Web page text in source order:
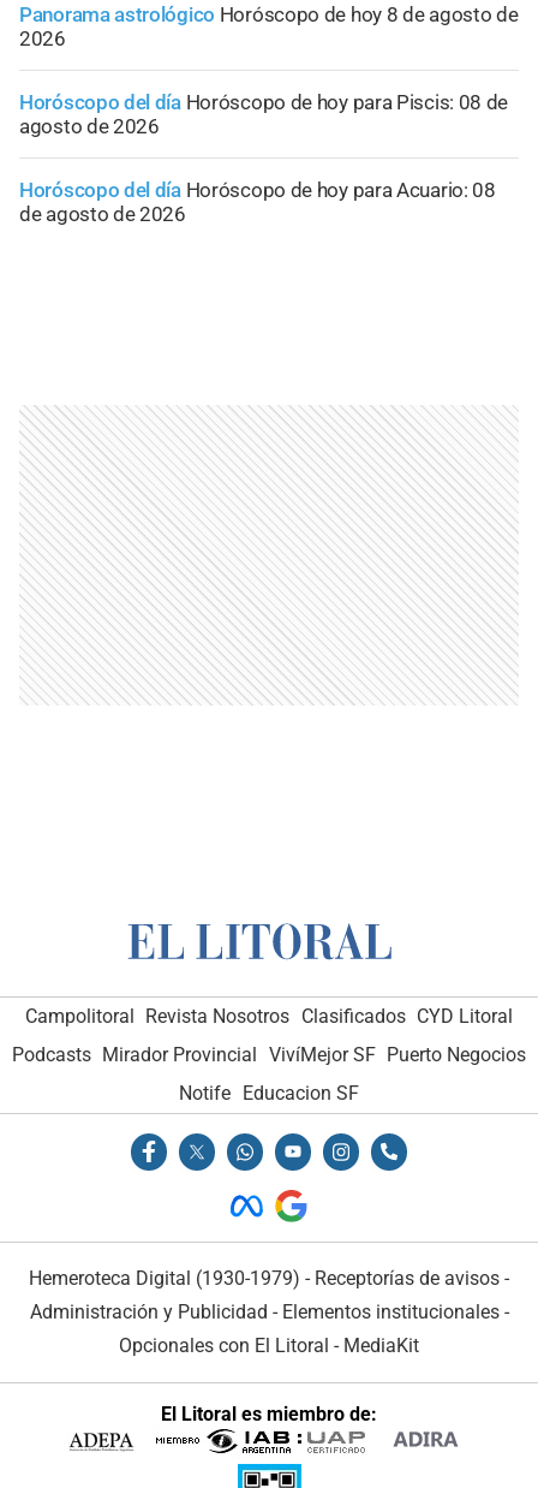
Panorama astrológico Horóscopo de hoy 8 de agosto de
2026
Horóscopo del día Horóscopo de hoy para Piscis: 08 de
agosto de 2026
Horóscopo del día Horóscopo de hoy para Acuario: 08
de agosto de 2026
Campolitoral Revista Nosotros Clasificados CYD Litoral
Podcasts Mirador Provincial VivíMejor SF Puerto Negocios
Notife
Educacion SF
Hemeroteca Digital (1930-1979) - Receptorías de avisos -
Administración y Publicidad - Elementos institucionales-
Opcionales con El Litoral - MediaKit
El Litoral es miembro de: